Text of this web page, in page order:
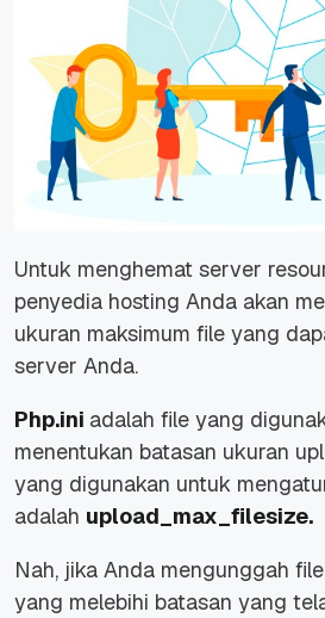
Untuk menghemat server
penyedia hosting Anda akan
ukuran maksimum file yang
server Anda.
Php.ini adalah file yang
menentukan batasan ukuran
yang digunakan untuk
adalah upload_max_filesize.
Nah, jika Anda mengunggah
yang melebihi batasan yang